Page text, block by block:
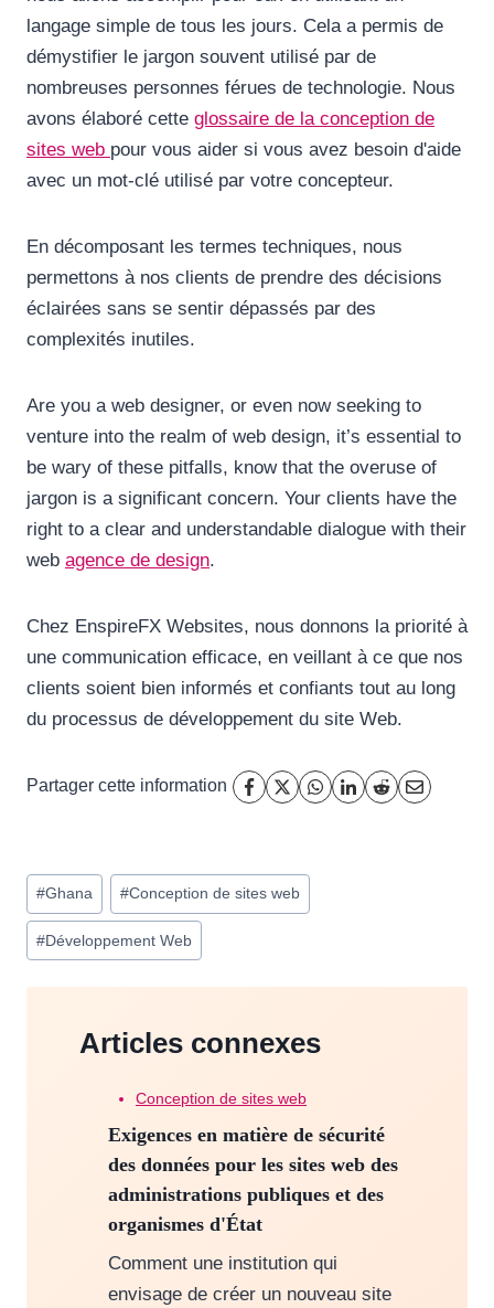
langage simple de tous les jours. Cela a permis de
démystifier le jargon souvent utilisé par de
nombreuses personnes férues de technologie. Nous
avons élaboré cette glossaire de la conception de
sites web pour vous aider si vous avez besoin d'aide
avec un mot-clé utilisé par votre concepteur.
En décomposant les termes techniques, nous
permettons à nos clients de prendre des décisions
éclairées sans se sentir dépassés par des
complexités inutiles.
Are you a web designer, or even now seeking to
venture into the realm of web design, it’s essential to
be wary of these pitfalls, know that the overuse of
jargon is a significant concern. Your clients have the
right to a clear and understandable dialogue with their
web agence de design.
Chez EnspireFX Websites, nous donnons la priorité à
une communication efficace, en veillant à ce que nos
clients soient bien informés et confiants tout au long
du processus de développement du site Web.
Partager cette information
Étiquettes
de
la
#Ghana #Conception de sites web
#Développement Web
Articles connexes
Conception de sites web
Exigences en matière de sécurité
des données pour les sites web des
administrations publiques et des
organismes d'État
Comment une institution qui
envisage de créer un nouveau site